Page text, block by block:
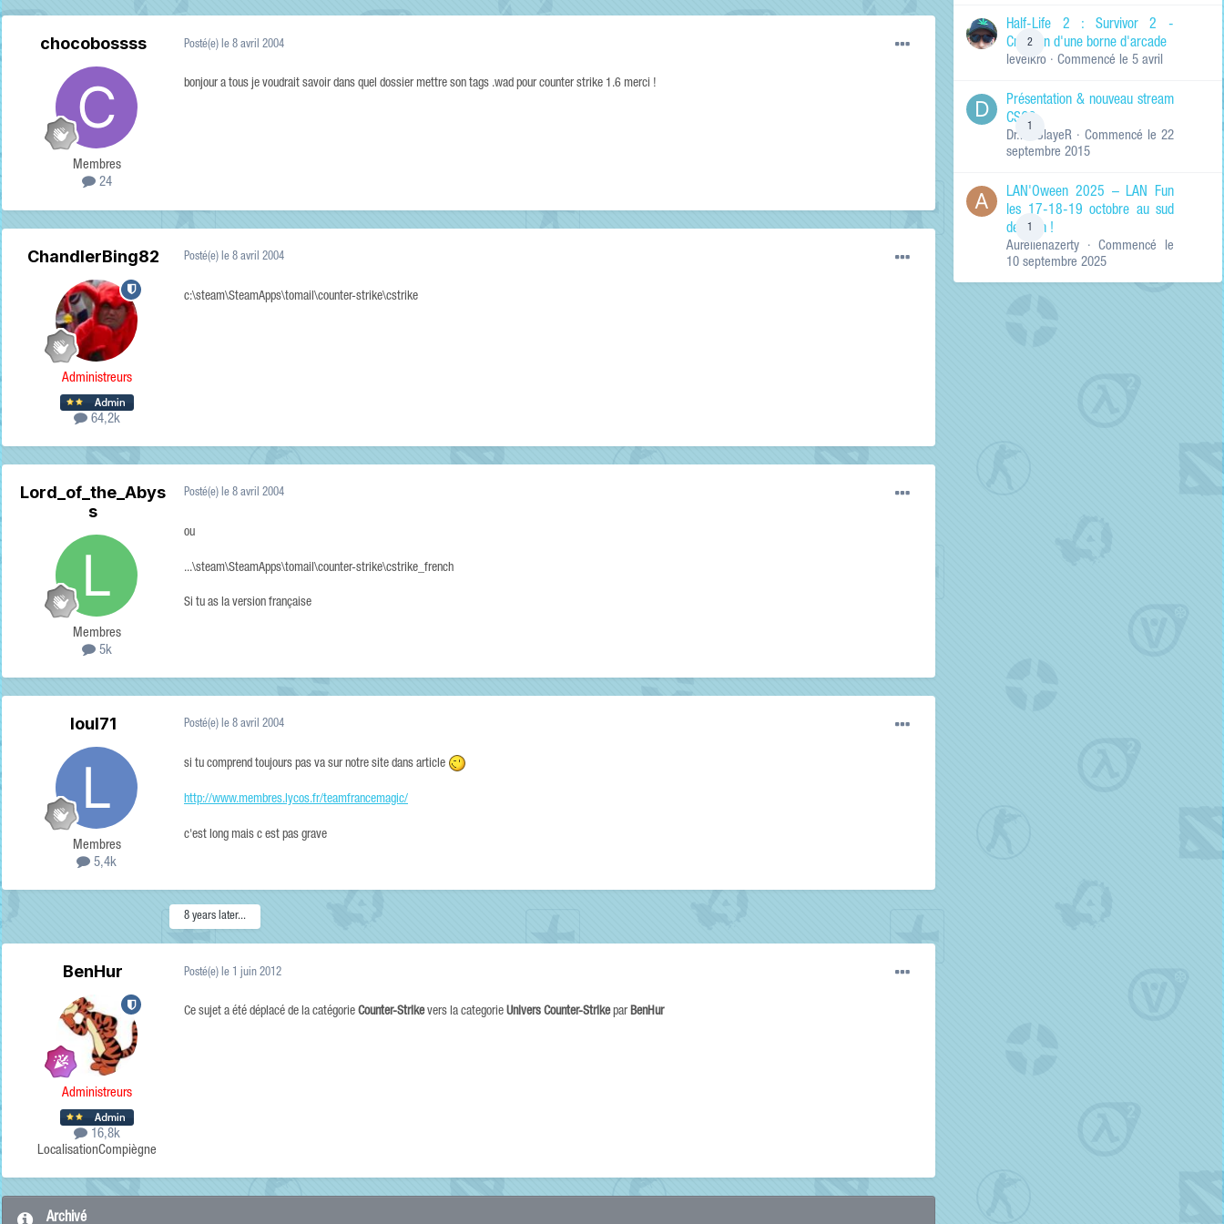
RECHERCHER LES
Titres et corps
Titres des
uniquement
chocobossss
Membres
24
Posté(e) le 8 avril 2004
bonjour a tous je voudrait savoir dans quel dossier mettre son tags .wad pour counter strike 1.6 merci !
ChandlerBing82
Administreurs
64,2k
Posté(e) le 8 avril 2004
c:\steam\SteamApps\tomail\counter-strike\cstrike
Lord_of_the_Abys
s
Membres
5k
Posté(e) le 8 avril 2004
ou
...\steam\SteamApps\tomail\counter-strike\cstrike_french
Si tu as la version française
loul71
Membres
5,4k
Posté(e) le 8 avril 2004
si tu comprend toujours pas va sur notre site dans article
http://www.membres.lycos.fr/teamfrancemagic/
c'est long mais c est pas grave
8 years later...
BenHur
Administreurs
16,8k
LocalisationCompiègne
Posté(e) le 1 juin 2012
Ce sujet a été déplacé de la catégorie Counter-Strikevers la categorie Univers Counter-Strikepar BenHur
Archivé
2
Half-Life 2 : Survivor 2 -
Création d'une borne d'arcade
levelkro · Commencé le 5 avril
1
Présentation & nouveau stream
CSGO
Dr.KinSlayeR · Commencé le 22
septembre 2015
1
LAN'Oween 2025 – LAN Fun
les 17-18-19 octobre au sud
de Lyon !
Aurelienazerty · Commencé le
10 septembre 2025